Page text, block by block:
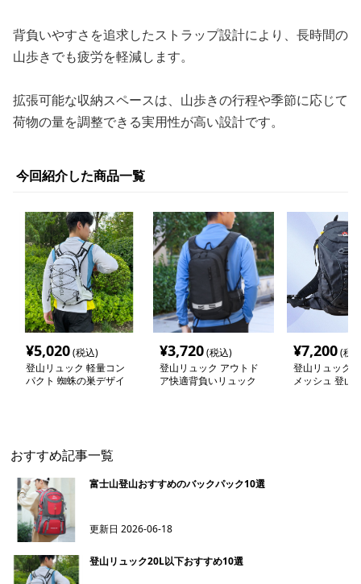
背負いやすさを追求したストラップ設計により、長時間の
山歩きでも疲労を軽減します。
拡張可能な収納スペースは、山歩きの行程や季節に応じて
荷物の量を調整できる実用性が高い設計です。
今回紹介した商品一覧
¥5,020(税込)
登山リュック 軽量コン
パクト 蜘蛛の巣デザイ
¥3,720(税込)
登山リュック アウトド
ア快適背負いリュック
¥7,200(税
登山リュック
メッシュ 登山
おすすめ記事一覧
富士山登山おすすめのバックパック10選
更新日2026-06-18
登山リュック20L以下おすすめ10選